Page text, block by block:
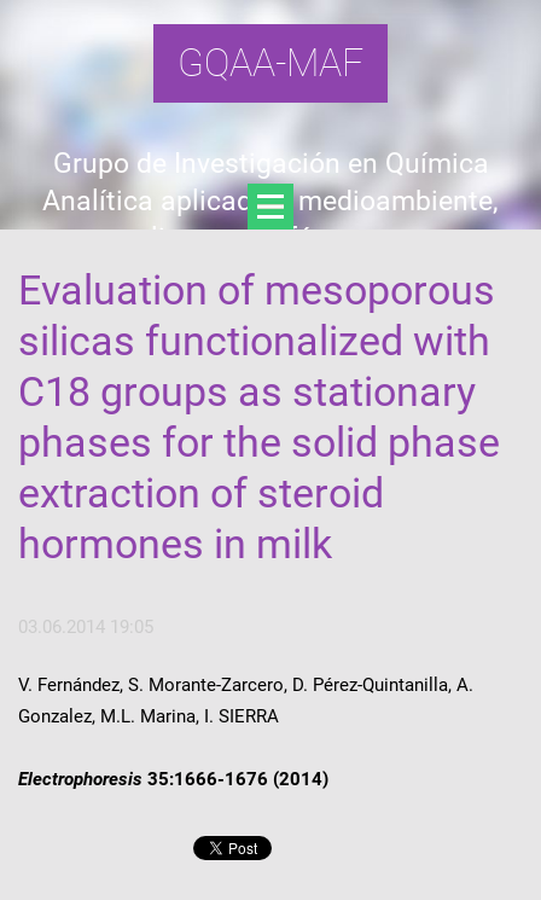
GQAA-MAF
Grupo de Investigación en Química
Analítica aplicada a medioambiente,
alimentos y fármacos
Evaluation of mesoporous
silicas functionalized with
C18 groups as stationary
phases for the solid phase
extraction of steroid
hormones in milk
03.06.2014 19:05
V. Fernández, S. Morante-Zarcero, D. Pérez-Quintanilla, A.
Gonzalez, M.L. Marina, I. SIERRA
Electrophoresis 35:1666-1676 (2014)